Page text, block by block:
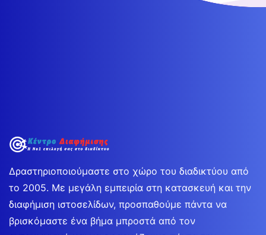
Δραστηριοποιούμαστε στο χώρο του διαδικτύου από
το 2005. Με μεγάλη εμπειρία στη κατασκευή και την
διαφήμιση ιστοσελίδων, προσπαθούμε πάντα να
βρισκόμαστε ένα βήμα μπροστά από τον